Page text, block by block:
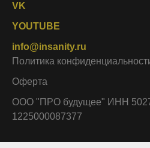
VK
YOUTUBE
info@insanity.ru
Политика
Оферта
ООО "ПРО будущее" ИНН
1225000087377